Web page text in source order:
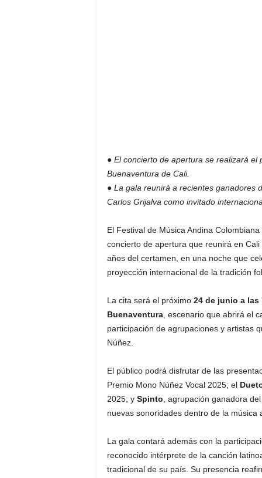
● El concierto de apertura se realizará
Buenaventura de Cali.
● La gala reunirá a recientes ganadores
Carlos Grijalva como invitado
El Festival de Música Andina
concierto de apertura que reunirá en
años del certamen, en una noche que
proyección internacional de la tradición
La cita será el próximo 24 de junio a las
Buenaventura, escenario que abrirá el
participación de agrupaciones y artistas
Núñez.
El público podrá disfrutar de las
Premio Mono Núñez Vocal 2025; el
2025; y Spinto , agrupación ganadora
nuevas sonoridades dentro de la música
La gala contará además con la
reconocido intérprete de la canción
tradicional de su país. Su presencia